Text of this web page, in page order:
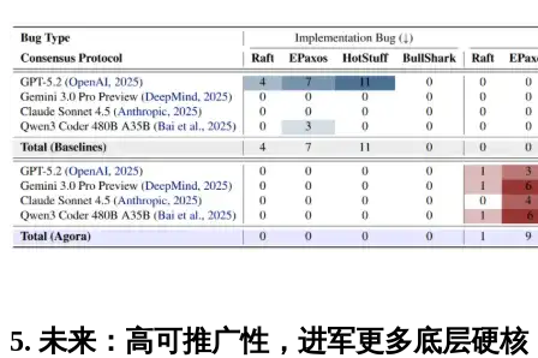
5. 未来：高可推广性，进军更多底层硬核